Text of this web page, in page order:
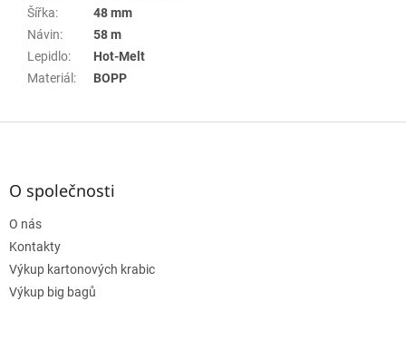
Šířka:
48 mm
Návin:
58 m
Lepidlo:
Hot-Melt
Materiál : BOPP
Z
O společnosti
O nás
Kontakty
Výkup kartonových krabic
Výkup big bagů